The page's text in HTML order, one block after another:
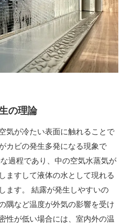
の理論
気が冷たい表面に触れることで
カビの発生多発になる現象で
過程であり、中の空気水蒸気が
ますして液体の水として現れる
ます。 結露が発生しやすいの
隅など温度が外気の影響を受け
性が低い場合には、室内外の温